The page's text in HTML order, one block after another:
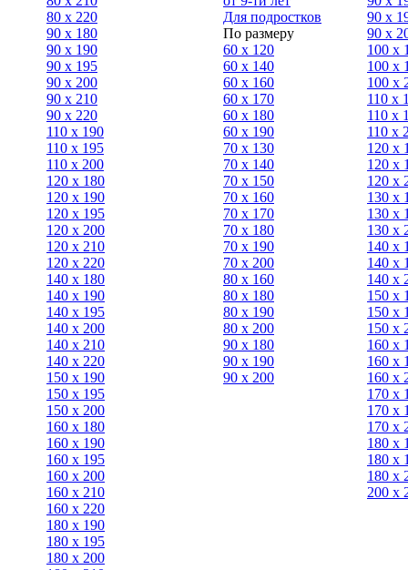
80 x 220
90 x 180
90 х 190
90 х 195
90 х 200
90 x 210
90 x 220
110 x 190
110 x 195
110 x 200
120 x 180
120 х 190
120 х 195
120 х 200
120 x 210
120 x 220
140 x 180
140 х 190
140 х 195
140 х 200
140 x 210
140 x 220
150 х 190
150 х 195
150 х 200
160 x 180
160 х 190
160 х 195
160 х 200
160 x 210
160 x 220
180 х 190
180 х 195
180 х 200
Для подростков
По размеру
60 х 120
60 х 140
60 х 160
60 х 170
60 х 180
60 х 190
70 х 130
70 х 140
70 х 150
70 х 160
70 х 170
70 х 180
70 х 190
70 х 200
80 х 160
80 х 180
80 x 190
80 x 200
90 х 180
90 x 190
90 x 200
90 x
90 x
100 x
100 х
100 x
110 x
110 х
110 х
120 х
120 х
120 х
130 х
130 х
130 х
140 х
140 х
140 х
150 х
150 х
150 х
160 х
160 х
160 х
170 х
170 х
170 х
180 х
180 х
180 х
200 x